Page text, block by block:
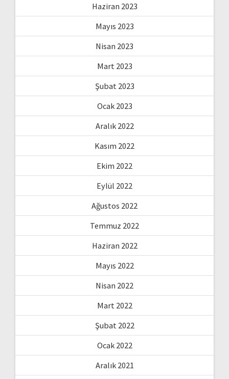
Haziran 2023
Mayıs 2023
Nisan 2023
Mart 2023
Şubat 2023
Ocak 2023
Aralık 2022
Kasım 2022
Ekim 2022
Eylül 2022
Ağustos 2022
Temmuz 2022
Haziran 2022
Mayıs 2022
Nisan 2022
Mart 2022
Şubat 2022
Ocak 2022
Aralık 2021